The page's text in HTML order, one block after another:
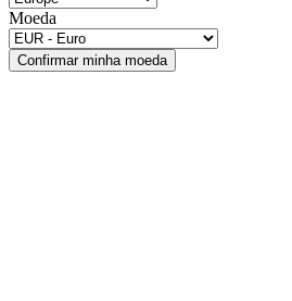
Moeda
Confirmar minha moeda